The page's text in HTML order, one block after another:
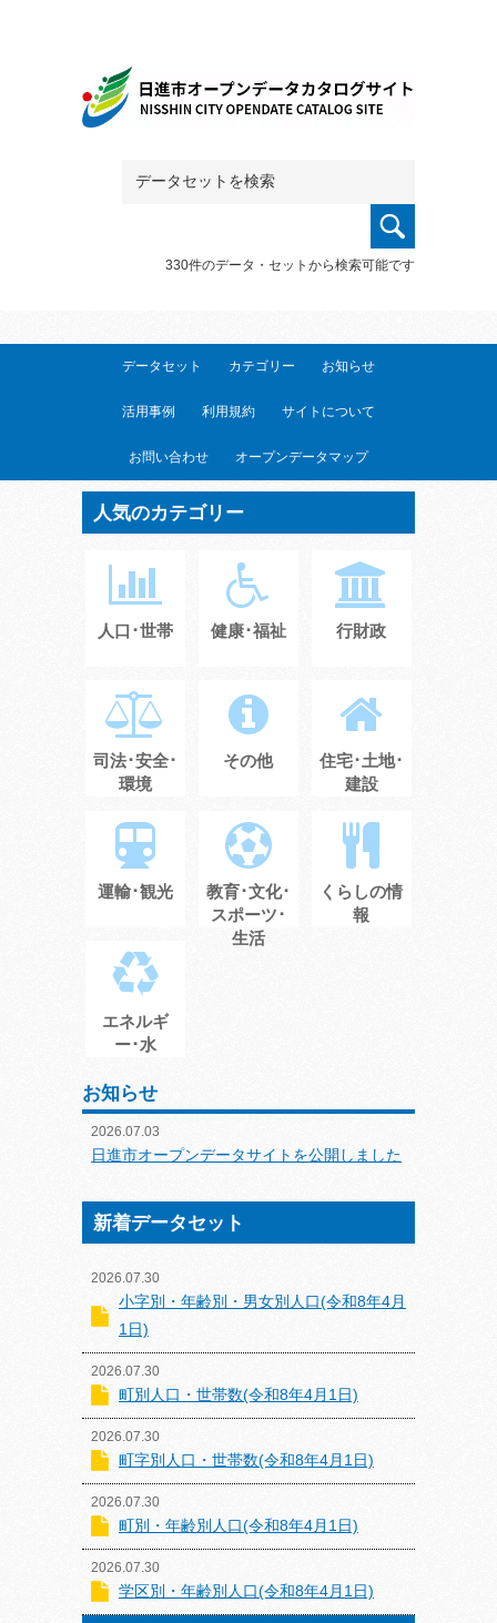
330件のデータ・セットから検索可能です
データセット カテゴリー お知らせ
活用事例 利用規約 サイトについて
お問い合わせ オープンデータマップ
人気のカテゴリー
人口･世帯 健康･福祉 行財政
司法･安全･
環境
その他
住宅･土地･
建設
運輸･観光
教育･文化･
スポーツ･
生活
くらしの情
報
エネルギ
ー･水
お知らせ
2026.07.03
日進市オープンデータサイトを公開しました
新着データセット
2026.07.30
小字別・年齢別・男女別人口(令和8年4月
1日)
2026.07.30
町別人口・世帯数(令和8年4月1日)
2026.07.30
町字別人口・世帯数(令和8年4月1日)
2026.07.30
町別・年齢別人口(令和8年4月1日)
2026.07.30
学区別・年齢別人口(令和8年4月1日)